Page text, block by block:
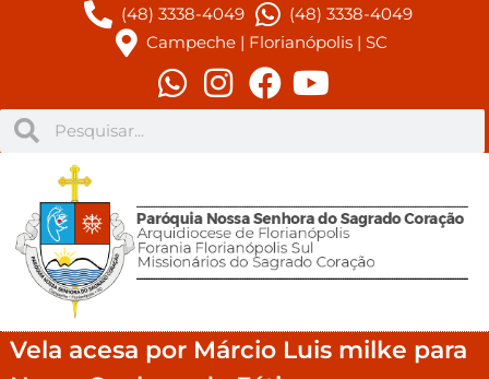
(48) 3338-4049
(48) 3338-4049
Campeche | Florianópolis | SC
Vela acesa por Márcio Luis milke para